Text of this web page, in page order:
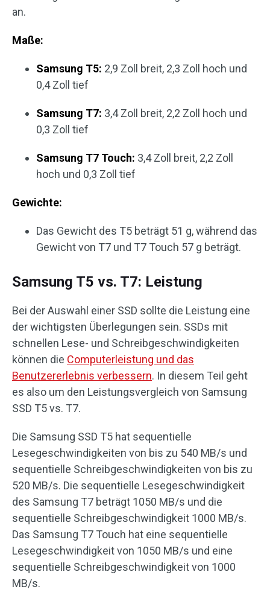
an.
Maße:
Samsung T5: 2,9 Zoll breit, 2,3 Zoll hoch und
0,4 Zoll tief
Samsung T7: 3,4 Zoll breit, 2,2 Zoll hoch und
0,3 Zoll tief
Samsung T7 Touch: 3,4 Zoll breit, 2,2 Zoll
hoch und 0,3 Zoll tief
Gewichte:
Das Gewicht des T5 beträgt 51 g, während das
Gewicht von T7 und T7 Touch 57 g beträgt.
Samsung T5 vs. T7: Leistung
Bei der Auswahl einer SSD sollte die Leistung eine
der wichtigsten Überlegungen sein. SSDs mit
schnellen Lese- und Schreibgeschwindigkeiten
können die Computerleistung und das
Benutzererlebnis verbessern. In diesem Teil geht
es also um den Leistungsvergleich von Samsung
SSD T5 vs. T7.
Die Samsung SSD T5 hat sequentielle
Lesegeschwindigkeiten von bis zu 540 MB/s und
sequentielle Schreibgeschwindigkeiten von bis zu
520 MB/s. Die sequentielle Lesegeschwindigkeit
des Samsung T7 beträgt 1050 MB/s und die
sequentielle Schreibgeschwindigkeit 1000 MB/s.
Das Samsung T7 Touch hat eine sequentielle
Lesegeschwindigkeit von 1050 MB/s und eine
sequentielle Schreibgeschwindigkeit von 1000
MB/s.